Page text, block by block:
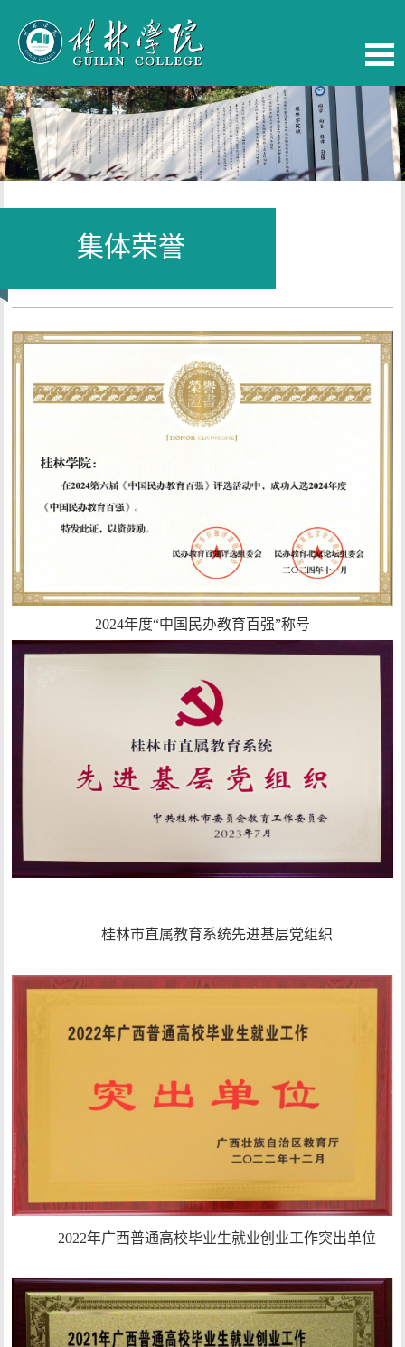
集体荣誉
当前位置：首页-
2024年度“中国民办教育百强”称号
桂林市直属教育系统先进基层党组织
2022年广西普通高校毕业生就业创业工作突出单位